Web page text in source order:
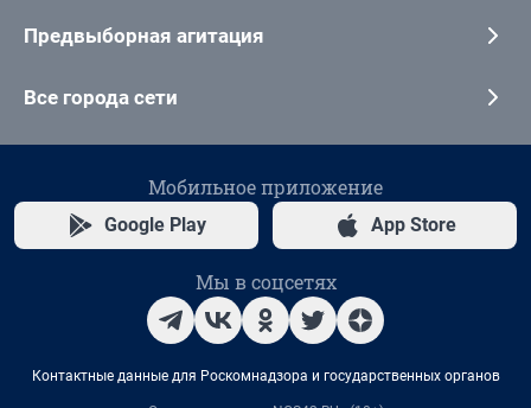
Предвыборная агитация
Все города сети
Мобильное приложение
Google Play App Store
Мы в соцсетях
Контактные данные для Роскомнадзора и государственных органов